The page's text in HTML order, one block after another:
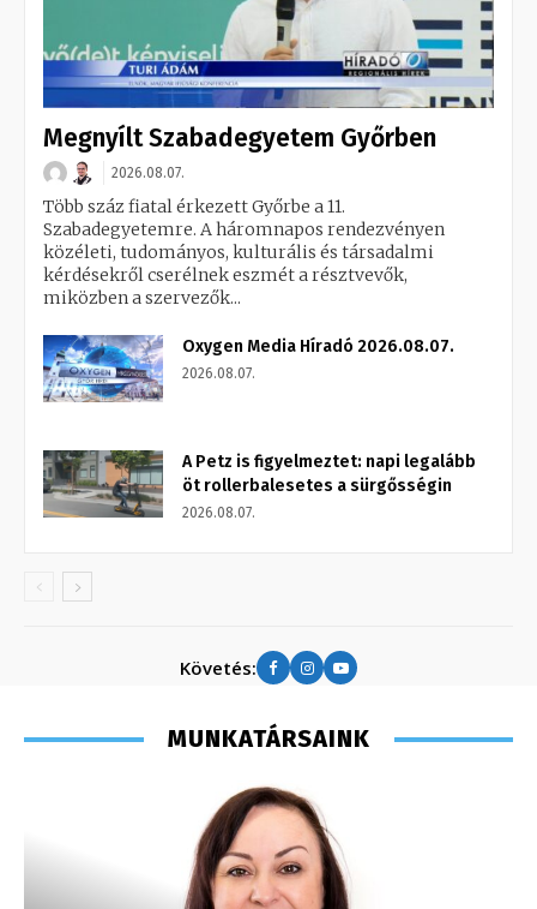
Megnyílt Szabadegyetem Győrben
2026.08.07.
Több száz fiatal érkezett Győrbe a 11.
Szabadegyetemre. A háromnapos rendezvényen
közéleti, tudományos, kulturális és társadalmi
kérdésekről cserélnek eszmét a résztvevők,
miközben a szervezők...
Oxygen Media Híradó 2026.08.07.
2026.08.07.
A Petz is figyelmeztet: napi legalább
öt rollerbalesetes a sürgősségin
2026.08.07.
Követés:
MUNKATÁRSAINK